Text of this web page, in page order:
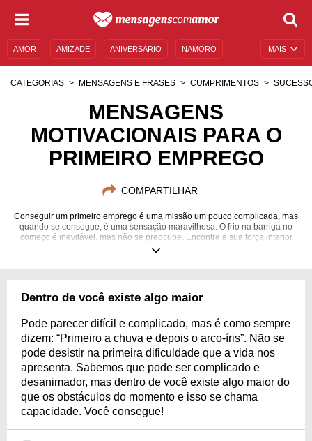
MAIS
AMOR AMIZADE ANIVERSÁRIO NAMORO
MENSAGENS E FRASES MENSAGENS DE ANIVERSÁRIO
ENTRETENIMENTO FAMOSOS BÍBLIA
CATEGORIAS MENSAGENS E FRASES CUMPRIMENTOS
MENSAGENS
MOTIVACIONAIS PARA O
PRIMEIRO EMPREGO
COMPARTILHAR
Conseguir um primeiro emprego é uma missão um pouco complicada, mas
quando se consegue, é uma sensação maravilhosa. O frio na barriga no
começo é inevitável, mas não se preocupe. Encontre a sua força interior
lendo essas lindas mensagens motivacionais. Aposto que você vai se
Dentro de você existe algo maior
Pode parecer difícil e complicado, mas é como sempre
dizem: “Primeiro a chuva e depois o arco-íris”. Não se
pode desistir na primeira dificuldade que a vida nos
apresenta. Sabemos que pode ser complicado e
desanimador, mas dentro de você existe algo maior do
que os obstáculos do momento e isso se chama
capacidade. Você consegue!